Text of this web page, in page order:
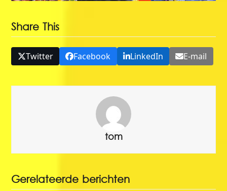
Share This
Twitter Facebook LinkedIn E-mail
tom
Gerelateerde berichten